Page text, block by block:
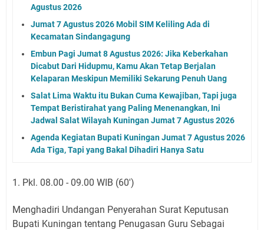
Agustus 2026
Jumat 7 Agustus 2026 Mobil SIM Keliling Ada di
Kecamatan Sindangagung
Embun Pagi Jumat 8 Agustus 2026: Jika Keberkahan
Dicabut Dari Hidupmu, Kamu Akan Tetap Berjalan
Kelaparan Meskipun Memiliki Sekarung Penuh Uang
Salat Lima Waktu itu Bukan Cuma Kewajiban, Tapi juga
Tempat Beristirahat yang Paling Menenangkan, Ini
Jadwal Salat Wilayah Kuningan Jumat 7 Agustus 2026
Agenda Kegiatan Bupati Kuningan Jumat 7 Agustus 2026
Ada Tiga, Tapi yang Bakal Dihadiri Hanya Satu
1. Pkl. 08.00 - 09.00 WIB (60')
Menghadiri Undangan Penyerahan Surat Keputusan
Bupati Kuningan tentang Penugasan Guru Sebagai